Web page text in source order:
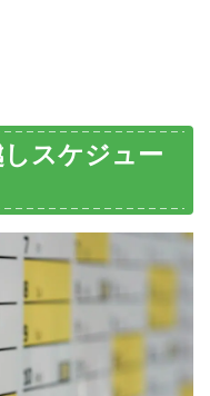
スケジュー